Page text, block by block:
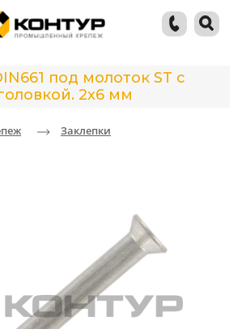
под молоток ST с
2x6 мм
Заклепки